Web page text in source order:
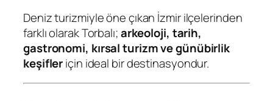
Deniz turizmiyle öne çıkan İzmir ilçelerinden
farklı olarak Torbalı;arkeoloji, tarih,
gastronomi, kırsal turizm ve günübirlik
keşifleriçin ideal bir destinasyondur.